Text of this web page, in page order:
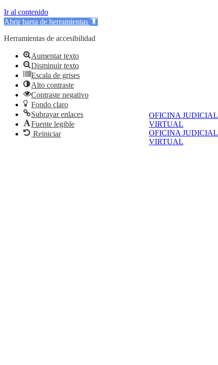
OFICINA JUDICIAL
VIRTUAL
OFICINA JUDICIAL
VIRTUAL
Ir al contenido
Abrir barra de herramientas
Herramientas de accesibilidad
Aumentar texto
Disminuir texto
Escala de grises
Alto contraste
Contraste negativo
Fondo claro
Subrayar enlaces
Fuente legible
Reiniciar